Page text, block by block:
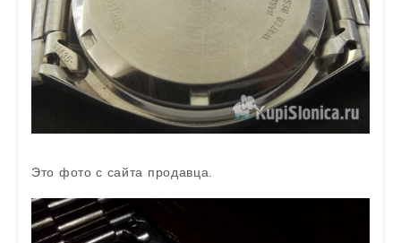
Это фото с сайта продавца.